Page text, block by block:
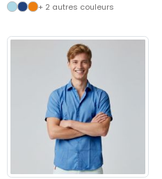
+ 2 autres couleurs